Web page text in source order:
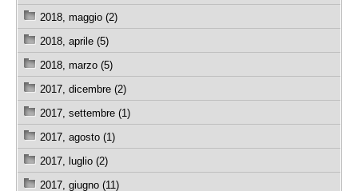
2018, maggio (2)
2018, aprile (5)
2018, marzo (5)
2017, dicembre (2)
2017, settembre (1)
2017, agosto (1)
2017, luglio (2)
2017, giugno (11)